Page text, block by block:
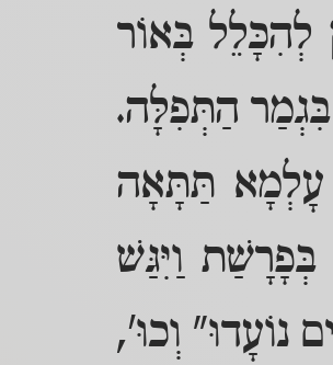
לְהִכָּלֵל בְּאוֹר
בִּגְמַר הַתְּפִלָּה.
עָלְמָא תַּתָּאָה
וַיִּגַּשׁ
נוֹעָדוּ" וְכוּ',